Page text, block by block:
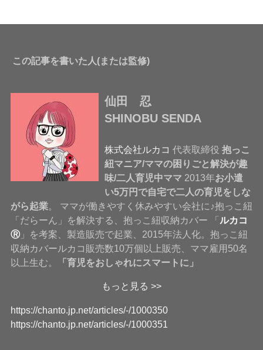
この記事を書いた人(または監修)
仙田 忍
SHINOBU SENDA
株式会社ルカコ 代表取締役抱っこ
紐マニア/ママの困りごと解決が趣
味/二人育児中ママ 2013年お小遣
い5万円で自宅で二人の育児をしな
がら起業。 ママが働きやすく休みやすい会社に♪抱っこ紐
「だらーん」を解決する、抱っこ紐収納カバー 「ルカコ
Ⓡ」を考案、製造販売で起業、2015年法人化。抱っこ紐
収納カバールカコ販売数10万個以上販売、ママ雇用50名
以上生む。
「育児をおしゃれにスマートに」
もっと見る >>
https://chanto.jp.net/articles/-/1000350
https://chanto.jp.net/articles/-/1000351